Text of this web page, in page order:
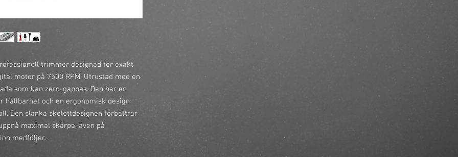
trimmer designad för exakt
motor på 7500 RPM. Utrustad med en
som kan zero-gappas. Den har en
och en ergonomisk design
Den slanka skelettdesignen förbättrar
maximal skärpa, även på
medföljer.